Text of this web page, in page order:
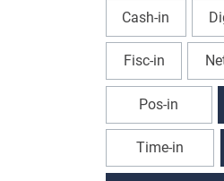
Cash-in
Fisc-in
Pos-in
Time-in